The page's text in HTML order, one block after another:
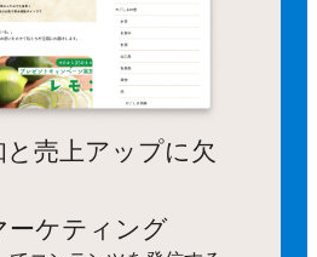
売上アップに欠
ーケティング